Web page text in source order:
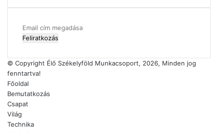
Email
cím
© Copyright Élő Székelyföld Munkacsoport, 2026, Minden jog
fenntartva!
Főoldal
Bemutatkozás
Csapat
Világ
Technika